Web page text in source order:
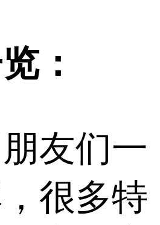
：
友们一
很多特